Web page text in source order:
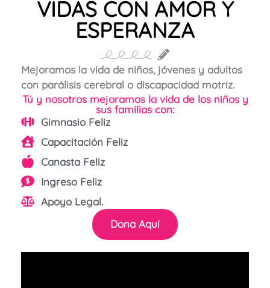
VIDAS CON AMOR Y
ESPERANZA
Mejoramos la vida de niños, jóvenes y adultos
con parálisis cerebral o discapacidad motriz.
Tú y nosotros mejoramos la vida de los niños y
sus familias con:
Gimnasio Feliz
Capacitación Feliz
Canasta Feliz
Ingreso Feliz
Apoyo Legal.
Dona Aquí